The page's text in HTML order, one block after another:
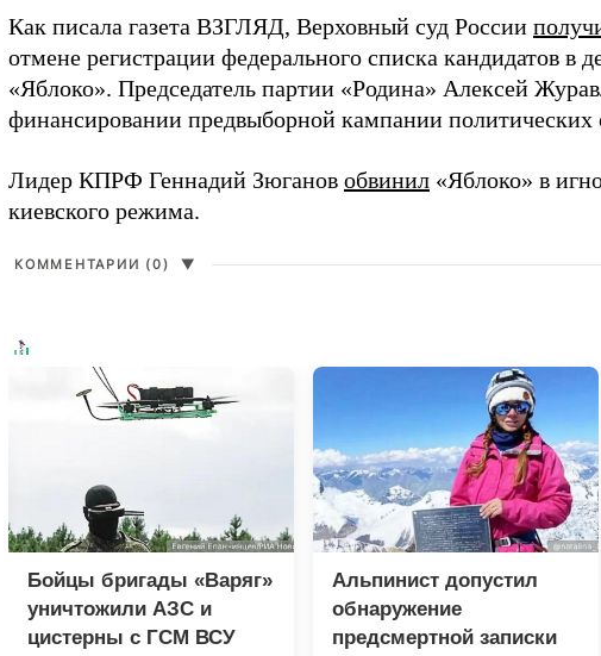
Как писала газета ВЗГЛЯД, Верховный суд России
отмене регистрации федерального списка кандидатов в
«Яблоко». Председатель партии «Родина» Алексей
финансировании предвыборной кампании политических
Лидер КПРФ Геннадий Зюганов обвинил «Яблоко» в
киевского режима.
КОММЕНТАРИИ (0) ▼
Бойцы бригады «Варяг»
уничтожили АЗС и
цистерны с ГСМ ВСУ
Альпинист допустил
обнаружение
предсмертной записки